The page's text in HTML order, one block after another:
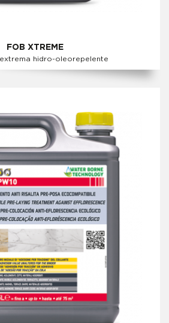
FOB XTREME
hidro-oleorepelente